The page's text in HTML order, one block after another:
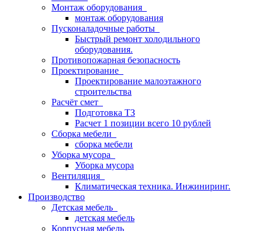
Монтаж оборудования
монтаж оборудования
Пусконаладочные работы
Быстрый ремонт холодильного
оборудования.
Противопожарная безопасность
Проектирование
Проектирование малоэтажного
строительства
Расчёт смет
Подготовка ТЗ
Расчет 1 позиции всего 10 рублей
Сборка мебели
сборка мебели
Уборка мусора
Уборка мусора
Вентиляция
Климатическая техника. Инжиниринг.
Производство
Детская мебель
детская мебель
Корпусная мебель